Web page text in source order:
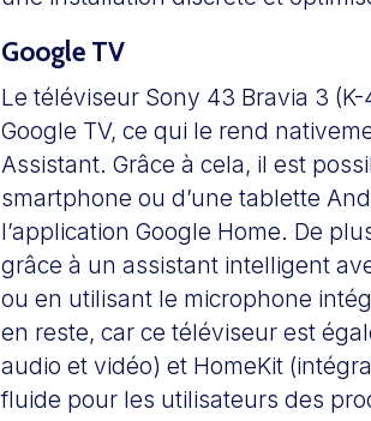
Google TV
Le téléviseur Sony 43 Bravia 3
Google TV, ce qui le rend
Assistant. Grâce à cela, il est
smartphone ou d’une tablette
l’application Google Home. De
grâce à un assistant intelligent
ou en utilisant le microphone
en reste, car ce téléviseur est
audio et vidéo) et HomeKit
fluide pour les utilisateurs des